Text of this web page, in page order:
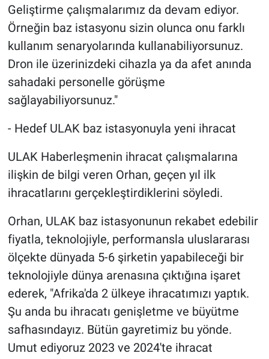
Geliştirme çalışmalarımız da devam ediyor.
Örneğin baz istasyonu sizin olunca onu farklı
kullanım senaryolarında kullanabiliyorsunuz.
Dron ile üzerinizdeki cihazla ya da afet anında
sahadaki personelle görüşme
sağlayabiliyorsunuz."
- Hedef ULAK baz istasyonuyla yeni ihracat
ULAK Haberleşmenin ihracat çalışmalarına
ilişkin de bilgi veren Orhan, geçen yıl ilk
ihracatlarını gerçekleştirdiklerini söyledi.
Orhan, ULAK baz istasyonunun rekabet edebilir
fiyatla, teknolojiyle, performansla uluslararası
ölçekte dünyada 5-6 şirketin yapabileceği bir
teknolojiyle dünya arenasına çıktığına işaret
ederek, "Afrika'da 2 ülkeye ihracatımızı yaptık.
Şu anda bu ihracatı genişletme ve büyütme
safhasındayız. Bütün gayretimiz bu yönde.
Umut ediyoruz 2023 ve 2024'te ihracat